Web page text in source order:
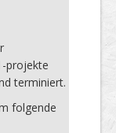
projekte
terminiert.
folgende